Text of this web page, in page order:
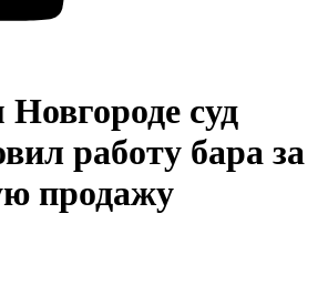
суд
работу бара за
продажу